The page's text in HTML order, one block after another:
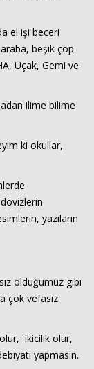
el işi beceri
beşik çöp
Uçak, Gemi ve
ilime bilime
ki okullar,
yazıların
olduğumuz gibi
çok vefasız
olur, ikicilik olur,
yapmasın.